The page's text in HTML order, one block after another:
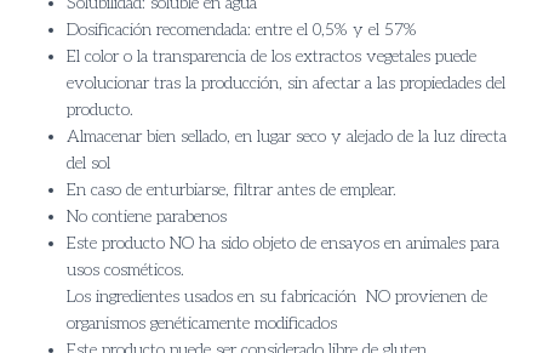
Dosificación recomendada: entre el 0,5% y el 57%
El color o la transparencia de los extractos vegetales puede
evolucionar tras la producción, sin afectar a las propiedades del
producto.
Almacenar bien sellado, en lugar seco y alejado de la luz directa
del sol
En caso de enturbiarse, filtrar antes de emplear.
No contiene parabenos
Este producto NO ha sido objeto de ensayos en animales para
usos cosméticos.
Los ingredientes usados en su fabricación NO provienen de
organismos genéticamente modificados